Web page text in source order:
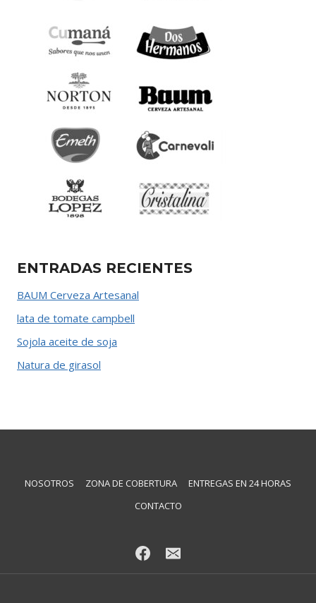
ENTRADAS RECIENTES
BAUM Cerveza Artesanal
lata de tomate campbell
Sojola aceite de soja
Natura de girasol
NOSOTROS ZONA DE COBERTURA
ENTREGAS EN 24 HORAS
CONTACTO